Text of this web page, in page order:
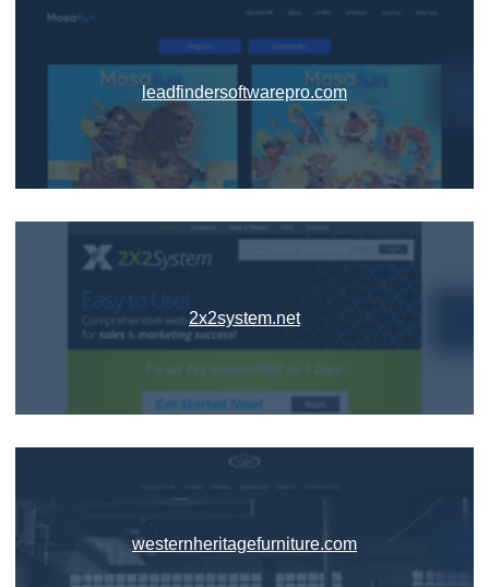
leadfindersoftwarepro.com
2x2system.net
westernheritagefurniture.com